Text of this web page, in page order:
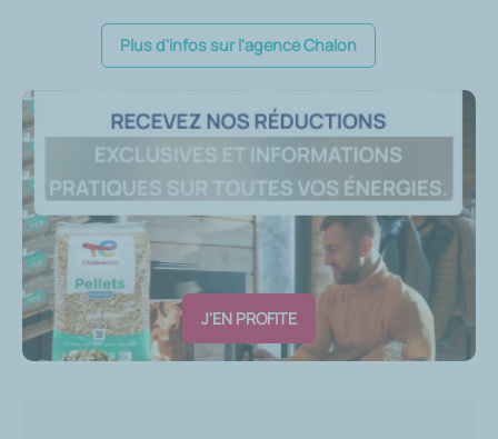
Plus d'infos sur l'agence Chalon
J'EN PROFITE